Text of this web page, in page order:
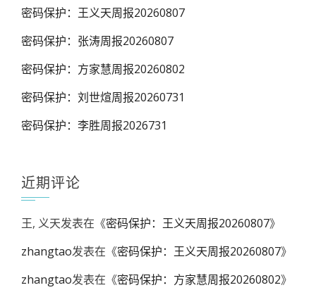
密码保护：王义天周报20260807
密码保护：张涛周报20260807
密码保护：方家慧周报20260802
密码保护：刘世煊周报20260731
密码保护：李胜周报2026731
近期评论
王, 义天发表在《密码保护：王义天周报20260807》
zhangtao发表在《密码保护：王义天周报20260807》
zhangtao发表在《密码保护：方家慧周报20260802》